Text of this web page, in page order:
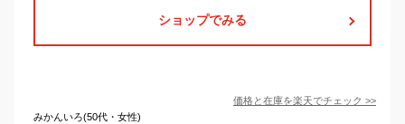
ショップでみる
価格と在庫を楽天でチェック >>
みかんいろ(50代・女性)